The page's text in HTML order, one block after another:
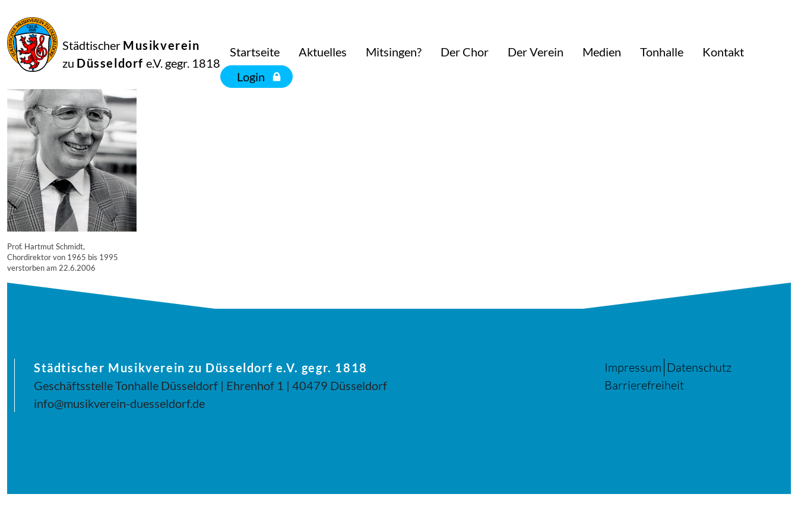
Städtischer Musikverein
zu Düsseldorf e.V. gegr. 1818
Startseite Aktuelles Mitsingen? Der Chor Der Verein Medien Tonhalle
Kontakt
Login
September
2014
Manfred Hill
4945
Prof. Hartmut Schmidt,
Chordirektor von 1965 bis 1995
verstorben am 22.6.2006
Städtischer Musikverein zu Düsseldorf e.V. gegr. 1818
Geschäftsstelle Tonhalle Düsseldorf | Ehrenhof 1 | 40479 Düsseldorf
info@musikverein-duesseldorf.de
Impressum Datenschutz
Barrierefreiheit